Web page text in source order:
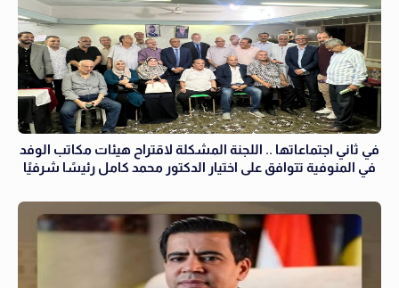
في ثاني اجتماعاتها .. اللجنة المشكلة لاقتراح هيئات مكاتب الوفد
في المنوفية تتوافق على اختيار الدكتور محمد كامل رئيسًا شرفيًا